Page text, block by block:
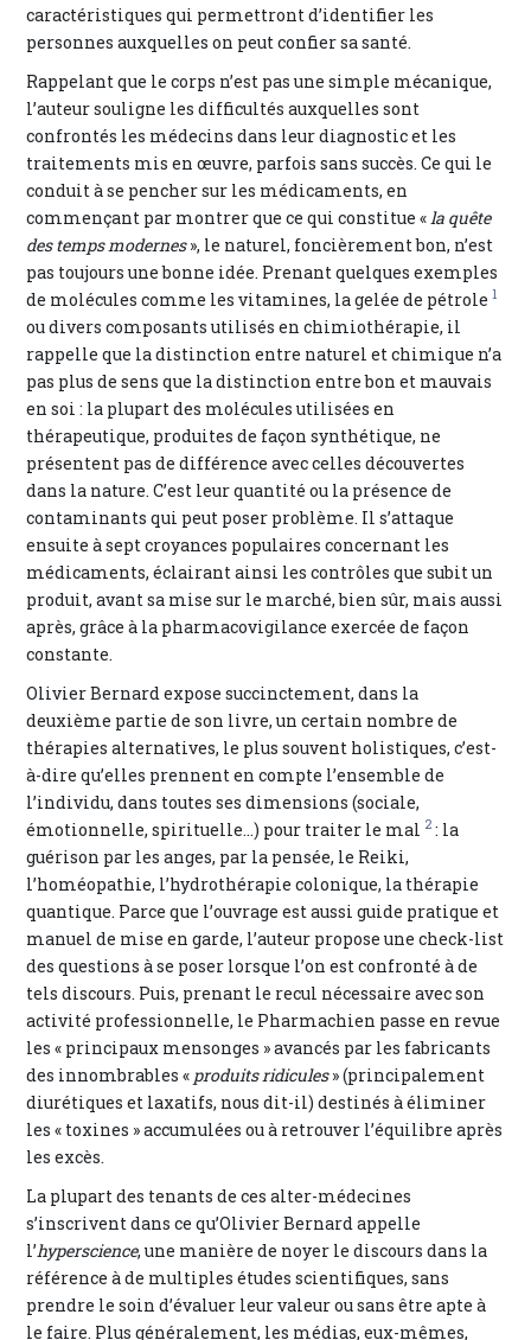
caractéristiques qui permettront d’identifier les
personnes auxquelles on peut confier sa santé.
Rappelant que le corps n’est pas une simple mécanique,
l’auteur souligne les difficultés auxquelles sont
confrontés les médecins dans leur diagnostic et les
traitements mis en œuvre, parfois sans succès. Ce qui le
conduit à se pencher sur les médicaments, en
commençant par montrer que ce qui constitue « la quête
des temps modernes», le naturel, foncièrement bon, n’est
pas toujours une bonne idée. Prenant quelques exemples
de molécules comme les vitamines, la gelée de pétrole 1
ou divers composants utilisés en chimiothérapie, il
rappelle que la distinction entre naturel et chimique n’a
pas plus de sens que la distinction entre bon et mauvais
en soi : la plupart des molécules utilisées en
thérapeutique, produites de façon synthétique, ne
présentent pas de différence avec celles découvertes
dans la nature. C’est leur quantité ou la présence de
contaminants qui peut poser problème. Il s’attaque
ensuite à sept croyances populaires concernant les
médicaments, éclairant ainsi les contrôles que subit un
produit, avant sa mise sur le marché, bien sûr, mais aussi
après, grâce à la pharmacovigilance exercée de façon
constante.
Olivier Bernard expose succinctement, dans la
deuxième partie de son livre, un certain nombre de
thérapies alternatives, le plus souvent holistiques, c’est-
à-dire qu’elles prennent en compte l’ensemble de
l’individu, dans toutes ses dimensions (sociale,
émotionnelle, spirituelle…) pour traiter le mal 2 : la
guérison par les anges, par la pensée, le Reiki,
l’homéopathie, l’hydrothérapie colonique, la thérapie
quantique. Parce que l’ouvrage est aussi guide pratique et
manuel de mise en garde, l’auteur propose une check-list
des questions à se poser lorsque l’on est confronté à de
tels discours. Puis, prenant le recul nécessaire avec son
activité professionnelle, le Pharmachien passe en revue
les « principaux mensonges » avancés par les fabricants
des innombrables « produits ridicules» (principalement
diurétiques et laxatifs, nous dit-il) destinés à éliminer
les « toxines » accumulées ou à retrouver l’équilibre après
les excès.
La plupart des tenants de ces alter-médecines
s’inscrivent dans ce qu’Olivier Bernard appelle
l’hyperscience, une manière de noyer le discours dans la
référence à de multiples études scientifiques, sans
prendre le soin d’évaluer leur valeur ou sans être apte à
le faire. Plus généralement, les médias, eux-mêmes,